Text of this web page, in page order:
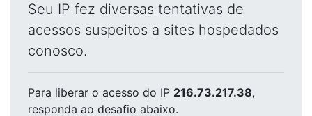
Seu IP fez diversas tentativas de
acessos suspeitos a sites hospedados
conosco.
Para liberar o acesso do IP 216.73.217.38,
responda ao desafio abaixo.